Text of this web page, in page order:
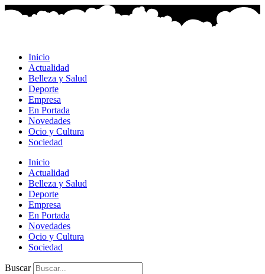
Ir
Inicio
Actualidad
Belleza y Salud
Deporte
Empresa
En Portada
Novedades
Ocio y Cultura
Sociedad
Inicio
Actualidad
Belleza y Salud
Deporte
Empresa
En Portada
Novedades
Ocio y Cultura
Sociedad
Buscar